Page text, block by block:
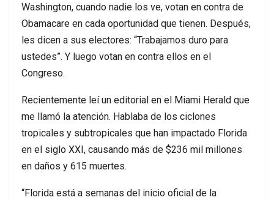
Washington, cuando nadie los ve, votan en contra de
Obamacare en cada oportunidad que tienen. Después,
les dicen a sus electores: “Trabajamos duro para
ustedes”. Y luego votan en contra ellos en el
Congreso.
Recientemente leí un editorial en el Miami Herald que
me llamó la atención. Hablaba de los ciclones
tropicales y subtropicales que han impactado Florida
en el siglo XXI, causando más de $236 mil millones
en daños y 615 muertes.
“Florida está a semanas del inicio oficial de la